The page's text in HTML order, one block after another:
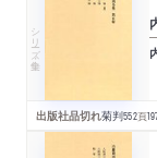
シリーズ・全集
出版社品切れ菊判552頁